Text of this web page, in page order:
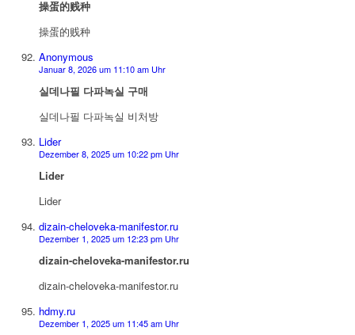
操蛋的贱种
操蛋的贱种
Anonymous
Januar 8, 2026 um 11:10 am Uhr
실데나필 다파녹실 구매
실데나필 다파녹실 비처방
Lider
Dezember 8, 2025 um 10:22 pm Uhr
Lider
Lider
dizain-cheloveka-manifestor.ru
Dezember 1, 2025 um 12:23 pm Uhr
dizain-cheloveka-manifestor.ru
dizain-cheloveka-manifestor.ru
hdmy.ru
Dezember 1, 2025 um 11:45 am Uhr